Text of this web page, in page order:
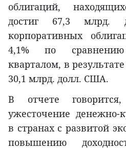
облигаций,
достиг 67,3 млрд.
корпоративных
4,1% по
кварталом, в
30,1 млрд. долл. США.
В отчете
ужесточение денежно-
в странах с развитой
повышению